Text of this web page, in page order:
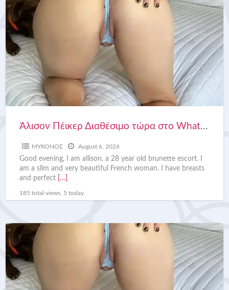
Άλισον Πέικερ Διαθέσιμο τώρα στο WhatsApp +306976829748
ΜΥΚΟΝΟΣ August 6, 2026
Good evening, I am allison, a 28 year old brunette escort. I
am a slim and very beautiful French woman. I have breasts
and perfect
[…]
185 total views, 5 today